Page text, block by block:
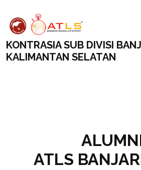
KONTRASIA SUB DIVISI
KALIMANTAN SELATAN
ATLS